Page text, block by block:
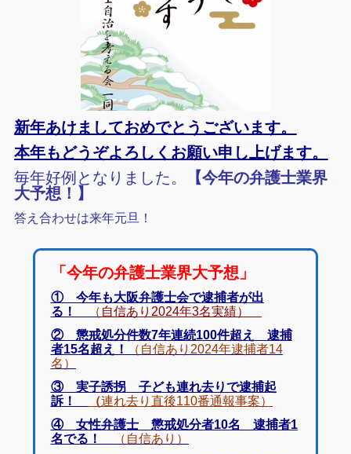
新年あけましておめでとうございます。
本年もどうぞよろしくお願い申し上げます。
毎年好例となりました。
【今年の弁護士業界
大予想！】
答え合わせは来年元旦！
「今年の弁護士業界大予想」
① 今年も大阪弁護士会で逮捕者が出
る！
（ 自信あり2024年3名実績）
② 懲戒処分件数7年連続100件超え 逮捕
者15名超え！
（自信あり2024年逮捕者14
名）
③ 実子誘拐 子ども連れ去りで逮捕起
訴！
（連れ去り直後110番通報事案）
④ 女性弁護士 懲戒処分者10名 逮捕者1
名でる！
（自信あり）